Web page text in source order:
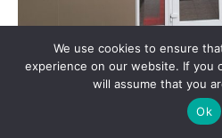
Клініки
We use cookies to ensure
experience on our website. If you
will assume that you
Ok